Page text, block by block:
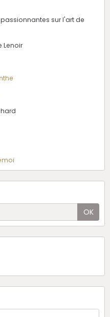
sur l'art de
Lenoir
OK